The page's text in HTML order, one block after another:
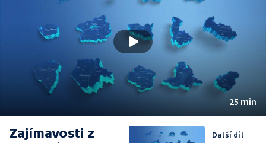
25 min
Zajímavosti z
Další díl